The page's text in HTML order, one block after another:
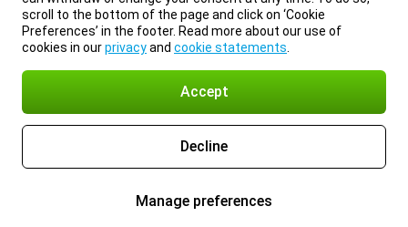
scroll to the bottom of the page and click on ‘Cookie
Preferences’ in the footer. Read more about our use of
cookies in ourprivacyand cookie statements
Accept
Decline
Manage preferences